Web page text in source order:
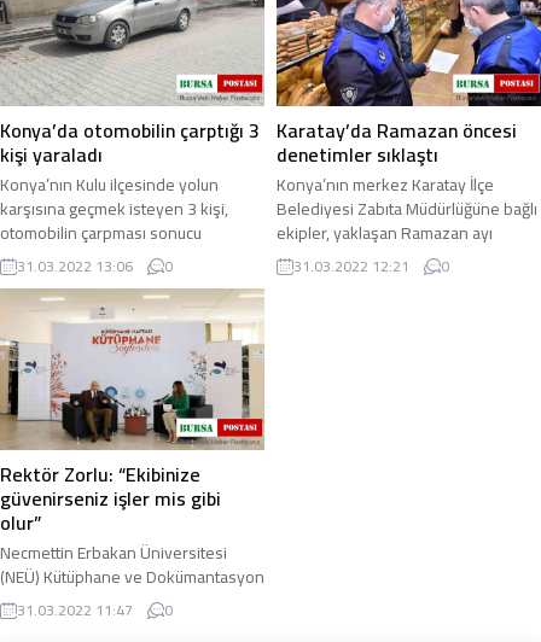
Konya’da otomobilin çarptığı 3
kişi yaraladı
Konya’nın Kulu ilçesinde yolun
karşısına geçmek isteyen 3 kişi,
otomobilin çarpması sonucu
meydana gelen trafik kazasında
yaralandı. Kaza, saat ...
31.03.2022 13:06 0
Karatay’da Ramazan öncesi
denetimler sıklaştı
Konya’nın merkez Karatay İlçe
Belediyesi Zabıta Müdürlüğüne bağlı
ekipler, yaklaşan Ramazan ayı
öncesinde rutin olarak sürdürdüğü
denetimlerini ...
31.03.2022 12:21 0
Rektör Zorlu: “Ekibinize
güvenirseniz işler mis gibi
olur”
Necmettin Erbakan Üniversitesi
(NEÜ) Kütüphane ve Dokümantasyon
Daire Başkanlığı ve Sosyal
İnovasyon Ajansı tarafından
31.03.2022 11:47 0